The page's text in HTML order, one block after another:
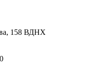
158 ВДНХ